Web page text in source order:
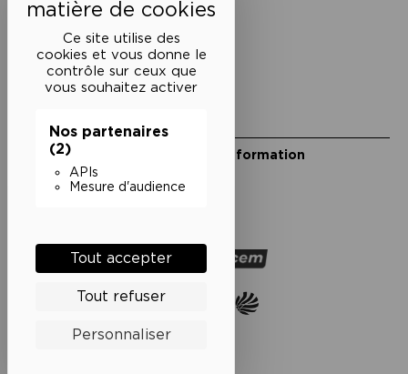
Ce site utilise des
cookies et vous donne le
contrôle sur ceux que
vous souhaitez activer
Nos partenaires
(2)
APIs
Mesure d'audience
Tout accepter
Tout refuser
Personnaliser
Politique de confidentialité
Conditions générales de vente
Cookies
Restons en lien
Inscrivez-vous à notre lettre d’information
Suivez-nous sur les réseaux